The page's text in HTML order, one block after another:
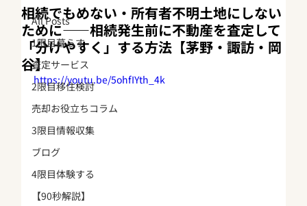
All Posts
1限目暮らす
査定サービス
2限目移住検討
売却お役立ちコラム
3限目情報収集
ブログ
4限目体験する
【90秒解説】
相続でもめない・所有者不明土地にしない
ために——相続発生前に不動産を査定して
「分けやすく」する方法【茅野・諏訪・岡
谷】
https://youtu.be/5ohfIYth_4k